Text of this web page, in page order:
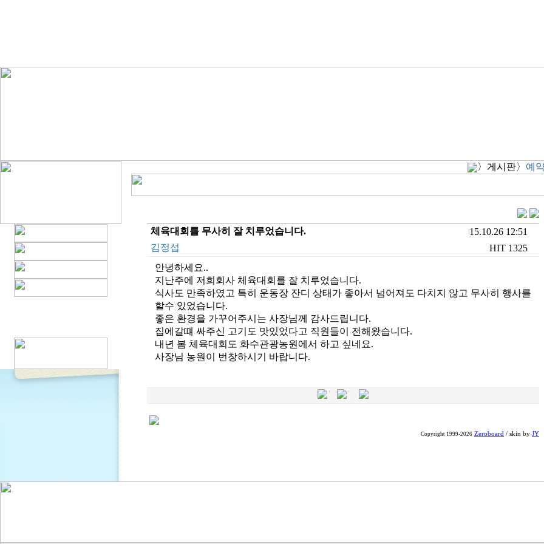
〉게시판〉 예
체육대회를 무사히 잘 치루었습니다. 15.10.26 12:51
김정섭
HIT 1325
안녕하세요..
지난주에 저희회사 체육대회를 잘 치루었습니다.
식사도 만족하였고 특히 운동장 잔디 상태가 좋아서 넘어져도 다치지 않고 무사히 행사를
할수 있었습니다.
좋은 환경을 가꾸어주시는 사장님께 감사드립니다.
집에갈떄 싸주신 고기도 맛있었다고 직원들이 전해왔습니다.
내년 봄 체육대회도 화수관광농원에서 하고 싶네요.
사장님 농원이 번창하시기 바랍니다.
Copyright 1999-2026 Zeroboard / skin by JY